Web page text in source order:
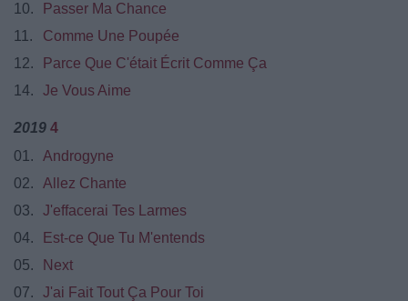
10.
Passer Ma Chance
11.
Comme Une Poupée
12.
Parce Que C'était Écrit Comme Ça
14.
Je Vous Aime
2019 4
01.
Androgyne
02.
Allez Chante
03.
J'effacerai Tes Larmes
04.
Est-ce Que Tu M'entends
05.
Next
07.
J'ai Fait Tout Ça Pour Toi